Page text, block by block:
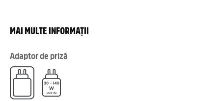
MAI MULTE INFORMAȚII
Adaptor de priză